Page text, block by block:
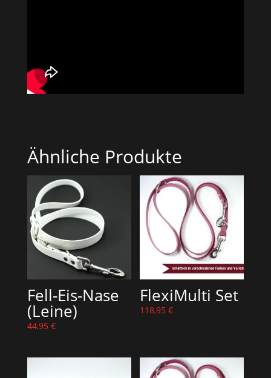
Ähnliche Produkte
Fell-Eis-Nase
(Leine)
44,95 €
FlexiMulti Set
118,95€